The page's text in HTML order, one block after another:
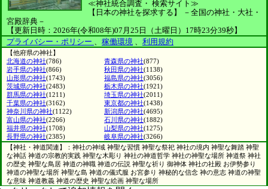
≪神社統合調査・ 検索サイト≫
【日本の神社を探求する】
－全国の神社・大社・
宮殿辞典－
【更新日時：2026年(令和08年)07月25日（土曜日）17時23分39秒】
プライバシー・ポリシー 、 稼働環境 、 利用規約
【他府県の神社】
北海道の神社(786) 青森県の神社(877)
岩手県の神社(866) 秋田県の神社(1138)
山形県の神社(1743) 福島県の神社(3056)
茨城県の神社(2483) 栃木県の神社(1921)
群馬県の神社(1211) 埼玉県の神社(2011)
千葉県の神社(3162) 東京都の神社(1438)
神奈川県の神社(1122) 新潟県の神社(4695)
富山県の神社(2266) 石川県の神社(1882)
福井県の神社(1708) 山梨県の神社(1275)
長野県の神社(2385) 岐阜県の神社(3266)
【神社・神道関連】：神社の神域 神聖な習慣 神聖な祭祀 神社の境内 神聖な舞踏 神聖
な神話 神道の宗教的実践 神聖な木彫り 神社の神道哲学 神社の神聖な場所 神道祭 神社
の歴史 神聖な鳥居 神道の神職 神道の伝説 神聖な祈り 御神体 神社の社殿 お伊勢参り
神道の神聖な場所 神聖な島 神道の儀式服 お宮参り 神秘的な信念 神の意志 神道の神聖
な意味 神道教義 神道の歴史 神聖な絵画 神聖な場所